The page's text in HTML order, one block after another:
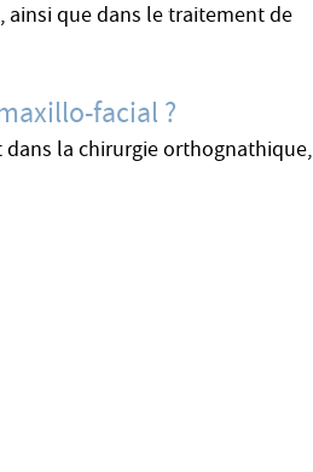
que dans le traitement de
facial ?
la chirurgie orthognathique,